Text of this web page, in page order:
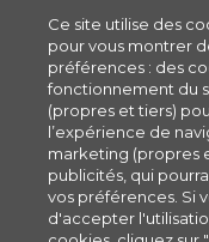
Ce site utilise des
pour vous montrer
préférences : des
fonctionnement du
(propres et tiers)
l’expérience de
marketing (propres
publicités, qui
vos préférences. Si
d'accepter